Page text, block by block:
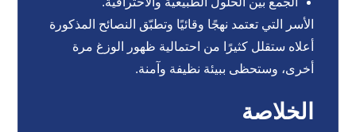
الأسر التي تعتمد نهجًا وقائيًا وتطبّق النصائح المذكورة
أعلاه ستقلل كثيرًا من احتمالية ظهور الوزغ مرة
أخرى، وستحظى ببيئة نظيفة وآمنة.
الخلاصة